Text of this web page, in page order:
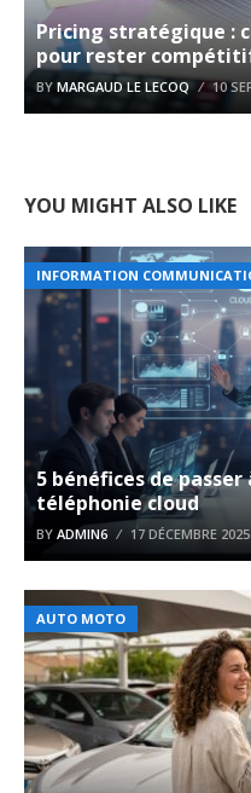
Pricing stratégique :
pour rester
BY MARGAUD LE LECOQ 10
YOU MIGHT ALSO LIKE
INFORMATION
5 bénéfices de
téléphonie cloud
BY ADMIN6 17 DÉCEMBRE 2025
AUTO MOTO